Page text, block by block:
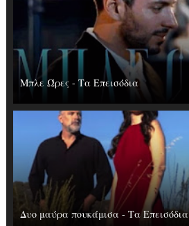
Μπλε Ώρες - Τα Επεισόδια
Δυο μαύρα πουκάμισα - Τα Επεισόδια